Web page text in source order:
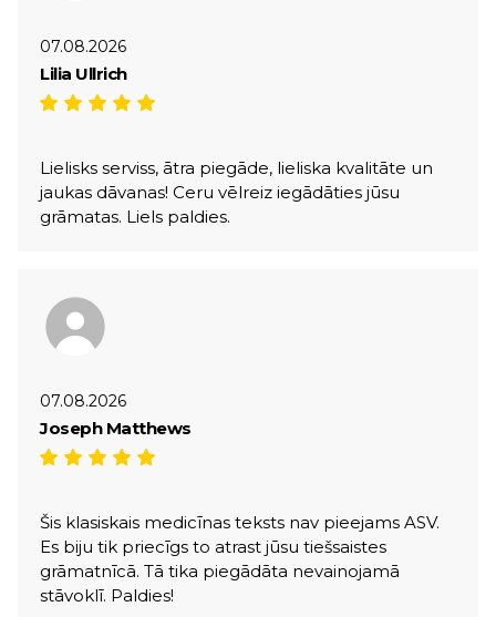
07.08.2026
Lilia Ullrich
Lielisks serviss, ātra piegāde, lieliska kvalitāte un
jaukas dāvanas! Ceru vēlreiz iegādāties jūsu
grāmatas. Liels paldies.
07.08.2026
Joseph Matthews
Šis klasiskais medicīnas teksts nav pieejams ASV.
Es biju tik priecīgs to atrast jūsu tiešsaistes
grāmatnīcā. Tā tika piegādāta nevainojamā
stāvoklī. Paldies!